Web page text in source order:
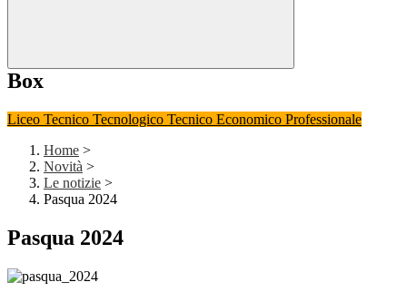
Box
Liceo Tecnico Tecnologico Tecnico Economico Professionale
Home >
Novità >
Le notizie >
Pasqua 2024
Pasqua 2024